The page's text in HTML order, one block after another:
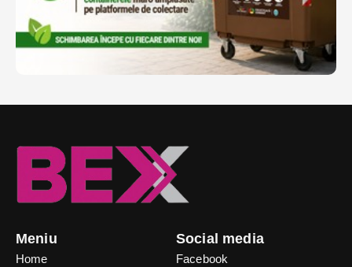
Meniu
Home
Social media
Facebook